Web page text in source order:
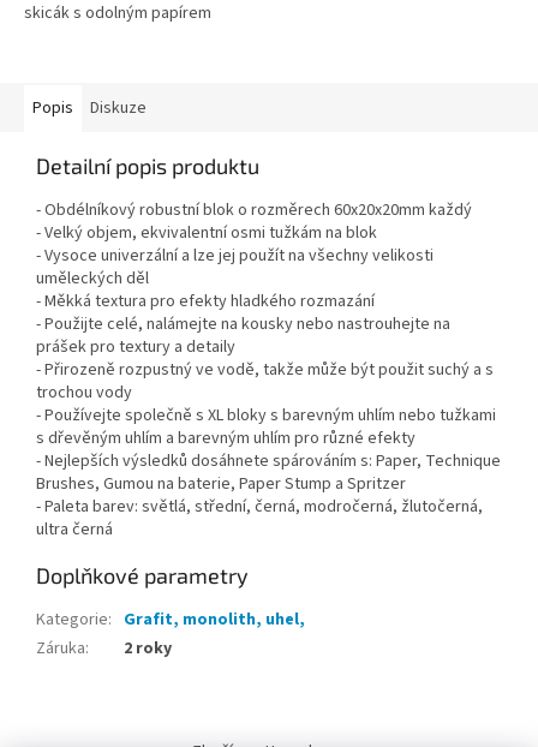
skicák s odolným papírem
Popis Diskuze
Detailní popis produktu
- Obdélníkový robustní blok o rozměrech 60x20x20mm každý
- Velký objem, ekvivalentní osmi tužkám na blok
- Vysoce univerzální a lze jej použít na všechny velikosti
uměleckých děl
- Měkká textura pro efekty hladkého rozmazání
- Použijte celé, nalámejte na kousky nebo nastrouhejte na
prášek pro textury a detaily
- Přirozeně rozpustný ve vodě, takže může být použit suchý a s
trochou vody
- Používejte společně s XL bloky s barevným uhlím nebo tužkami
s dřevěným uhlím a barevným uhlím pro různé efekty
- Nejlepších výsledků dosáhnete spárováním s: Paper, Technique
Brushes, Gumou na baterie, Paper Stump a Spritzer
- Paleta barev: světlá, střední, černá, modročerná, žlutočerná,
ultra černá
Doplňkové parametry
Kategorie: Grafit, monolith, uhel,
Záruka: 2 roky